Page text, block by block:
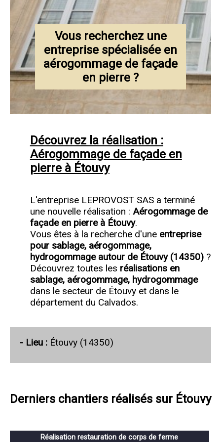
Vous recherchez une
entreprise spécialisée en
aérogommage de façade
en pierre ?
Découvrez la réalisation :
Aérogommage de façade en
pierre à Étouvy
L'entreprise LEPROVOST SAS a terminé
une nouvelle réalisation : Aérogommage de
façade en pierre à Étouvy.
Vous êtes à la recherche d'une entreprise
pour sablage, aérogommage,
hydrogommage autour de Étouvy (14350)?
Découvrez toutes les réalisations en
sablage, aérogommage, hydrogommage
dans le secteur de Étouvy et dans le
département du Calvados.
- Lieu : Étouvy (14350)
Derniers chantiers réalisés sur Étouvy
Réalisation restauration de corps de ferme